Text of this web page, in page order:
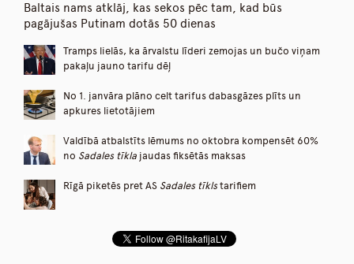
Baltais nams atklāj, kas sekos pēc tam, kad būs
pagājušas Putinam dotās 50 dienas
Tramps lielās, ka ārvalstu līderi zemojas un bučo viņam
pakaļu jauno tarifu dēļ
No 1. janvāra plāno celt tarifus dabasgāzes plīts un
apkures lietotājiem
Valdībā atbalstīts lēmums no oktobra kompensēt 60%
no Sadales tīkla jaudas fiksētās maksas
Rīgā piketēs pret AS Sadales tīklstarifiem